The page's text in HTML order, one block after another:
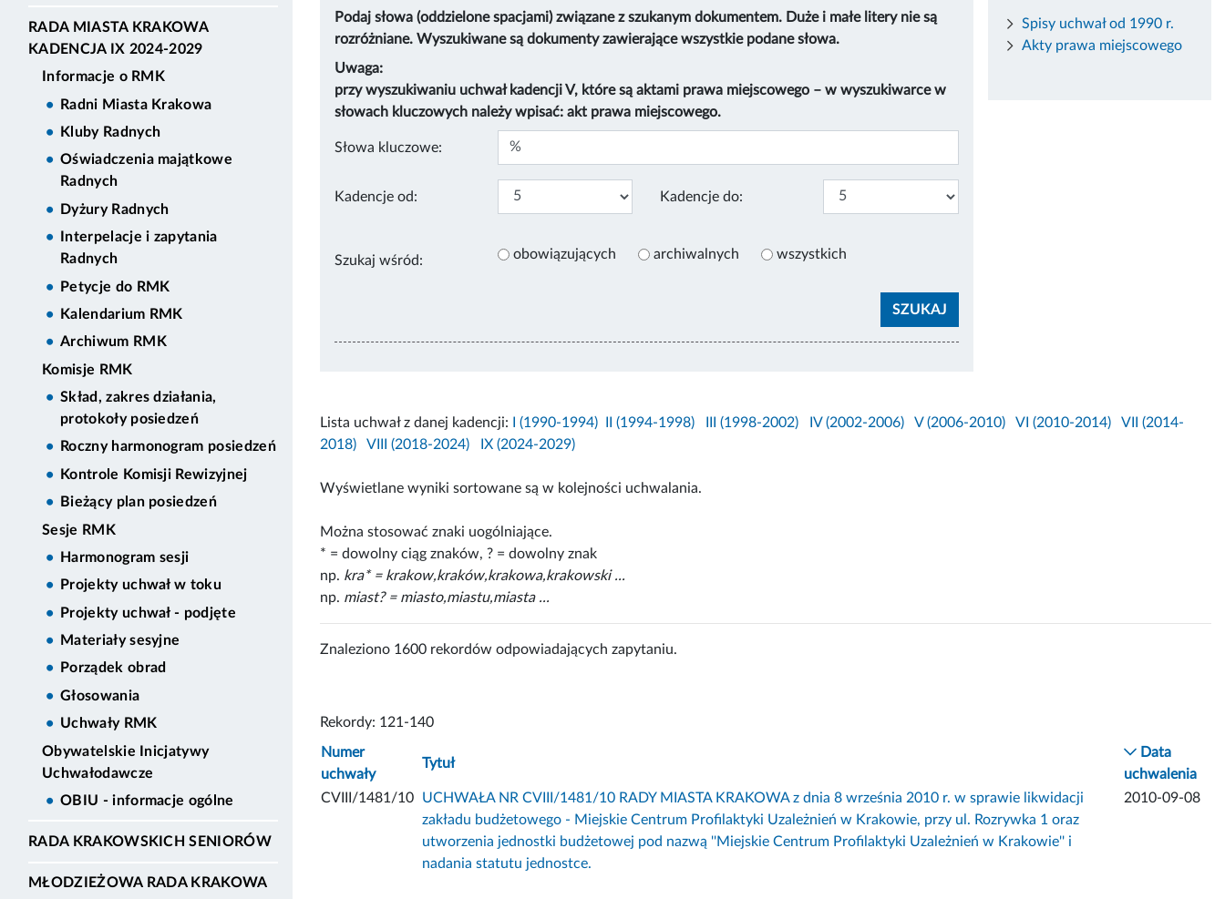
RADA MIASTA KRAKOWA
KADENCJA IX 2024-2029
Informacje o RMK
Radni Miasta Krakowa
Kluby Radnych
Oświadczenia majątkowe
Radnych
Dyżury Radnych
Interpelacje i zapytania
Radnych
Petycje do RMK
Kalendarium RMK
Archiwum RMK
Komisje RMK
Skład, zakres działania,
protokoły posiedzeń
Roczny harmonogram posiedzeń
Kontrole Komisji Rewizyjnej
Bieżący plan posiedzeń
Sesje RMK
Harmonogram sesji
Projekty uchwał w toku
Projekty uchwał - podjęte
Materiały sesyjne
Porządek obrad
Głosowania
Uchwały RMK
Obywatelskie Inicjatywy
Uchwałodawcze
OBIU - informacje ogólne
RADA KRAKOWSKICH SENIORÓW
MŁODZIEŻOWA RADA KRAKOWA
Spisy uchwał od 1990 r.
Akty prawa miejscowego
Podaj słowa (oddzielone spacjami) związane z szukanym dokumentem. Duże i małe litery nie są
rozróżniane. Wyszukiwane są dokumenty zawierające wszystkie podane słowa.
Uwaga:
przy wyszukiwaniu uchwał kadencji V, które są aktami prawa miejscowego – w wyszukiwarce w
słowach kluczowych należy wpisać: akt prawa miejscowego.
Słowa kluczowe:
Kadencje od: Kadencje do:
Szukaj wśród: obowiązujących archiwalnych wszystkich
Lista uchwał z danej kadencji: I (1990-1994) II (1994-1998) III (1998-2002) IV (2002-2006) V (2006-2010) VI (2010-2014)
VII (2014-
2018)
VIII (2018-2024) IX (2024-2029)
Wyświetlane wyniki sortowane są w kolejności uchwalania.
Można stosować znaki uogólniające.
* = dowolny ciąg znaków, ? = dowolny znak
np. kra* = krakow,kraków,krakowa,krakowski ...
np. miast? = miasto,miastu,miasta ...
Znaleziono 1600 rekordów odpowiadających zapytaniu.
Rekordy: 121-140
Numer
uchwały
Tytuł
Data
uchwalenia
CVIII/1481/10
UCHWAŁA NR CVIII/1481/10 RADY MIASTA KRAKOWA z dnia 8 września 2010 r. w sprawie likwidacji
zakładu budżetowego - Miejskie Centrum Profilaktyki Uzależnień w Krakowie, przy ul. Rozrywka 1 oraz
utworzenia jednostki budżetowej pod nazwą ''Miejskie Centrum Profilaktyki Uzależnień w Krakowie'' i
nadania statutu jednostce.
2010-09-08